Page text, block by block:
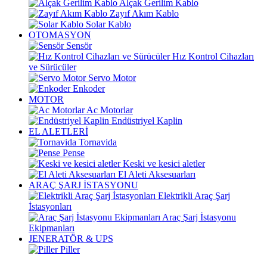
Alçak Gerilim Kablo
Zayıf Akım Kablo
Solar Kablo
OTOMASYON
Sensör
Hız Kontrol Cihazları
ve Sürücüler
Servo Motor
Enkoder
MOTOR
Ac Motorlar
Endüstriyel Kaplin
EL ALETLERİ
Tornavida
Pense
Keski ve kesici aletler
El Aleti Aksesuarları
ARAÇ ŞARJ İSTASYONU
Elektrikli Araç Şarj
İstasyonları
Araç Şarj İstasyonu
Ekipmanları
JENERATÖR & UPS
Piller